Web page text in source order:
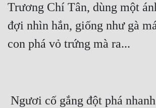
Trương Chí Tân, dùng một
đợi nhìn hắn, giống như gà
con phá vỏ trứng mà ra...
Ngươi cố gắng đột phá